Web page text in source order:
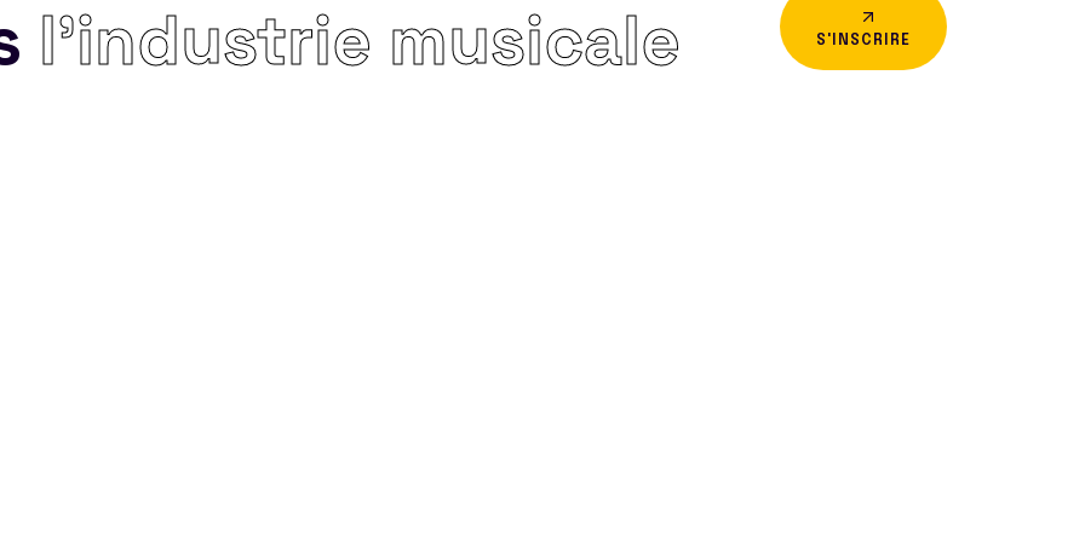
l’industrie musicale S'INSCRIRE